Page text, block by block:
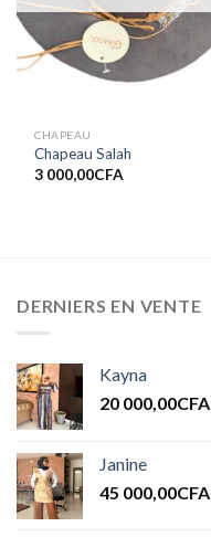
CHAPEAU
Chapeau Salah
3 000,00CFA
DERNIERS EN VENTE
Kayna
20 000,00CFA
Janine
45 000,00CFA